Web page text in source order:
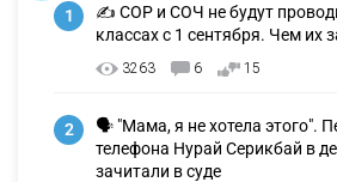
1
✍️ СОР и СОЧ не будут
классах с 1 сентября. Чем их
3263 6 15
2
🗣 "Мама, я не хотела этого".
телефона Нурай Серикбай в
зачитали в суде